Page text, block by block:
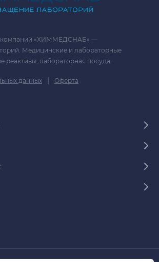
компаний «ХИММЕДСНАБ» —
Медицинские и лабораторные
реактивы, лабораторная посуда.
данных | Оферта